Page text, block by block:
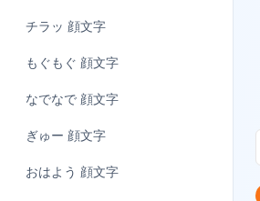
チラッ 顔文字
もぐもぐ 顔文字
なでなで 顔文字
ぎゅー 顔文字
おはよう 顔文字